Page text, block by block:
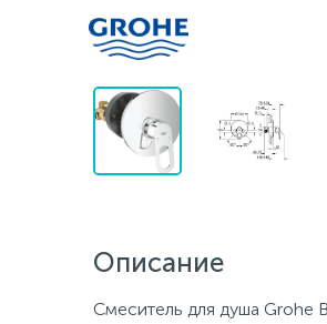
Описание
Смеситель для душа Grohe